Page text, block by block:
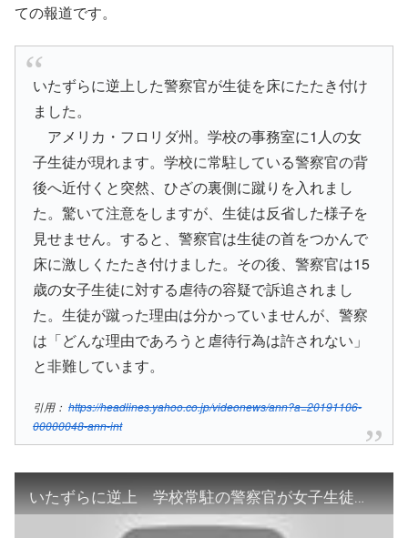
ての報道です。
いたずらに逆上した警察官が生徒を床にたたき付け
ました。
アメリカ・フロリダ州。学校の事務室に1人の女
子生徒が現れます。学校に常駐している警察官の背
後へ近付くと突然、ひざの裏側に蹴りを入れまし
た。驚いて注意をしますが、生徒は反省した様子を
見せません。すると、警察官は生徒の首をつかんで
床に激しくたたき付けました。その後、警察官は15
歳の女子生徒に対する虐待の容疑で訴追されまし
た。生徒が蹴った理由は分かっていませんが、警察
は「どんな理由であろうと虐待行為は許されない」
と非難しています。
引用：https://headlines.yahoo.co.jp/videonews/ann?a=20191106-
00000048-ann-int
いたずらに逆上 学校常駐の警察官が女子生徒に暴行(19/11/06)